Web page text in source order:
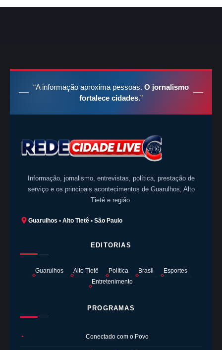
“A informação aproxima pessoas. O jornalismo
fortalece cidades.”
Informação, jornalismo, entrevistas, política, prestação de
serviço e os principais acontecimentos de Guarulhos, Alto
Tietê e região.
Guarulhos • Alto Tietê • São Paulo
EDITORIAS
Guarulhos Alto Tietê Política Brasil
Esportes
Entretenimento
PROGRAMAS
● Conectado com o Povo